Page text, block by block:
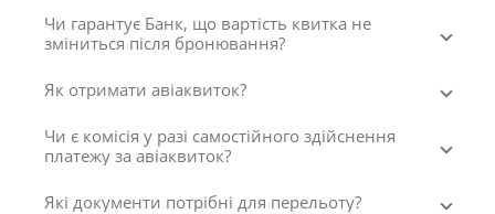
Чи гарантує Банк, що вартість квитка не
зміниться після бронювання?
Як отримати авіаквиток?
Чи є комісія у разі самостійного здійснення
платежу за авіаквиток?
Які документи потрібні для перельоту?